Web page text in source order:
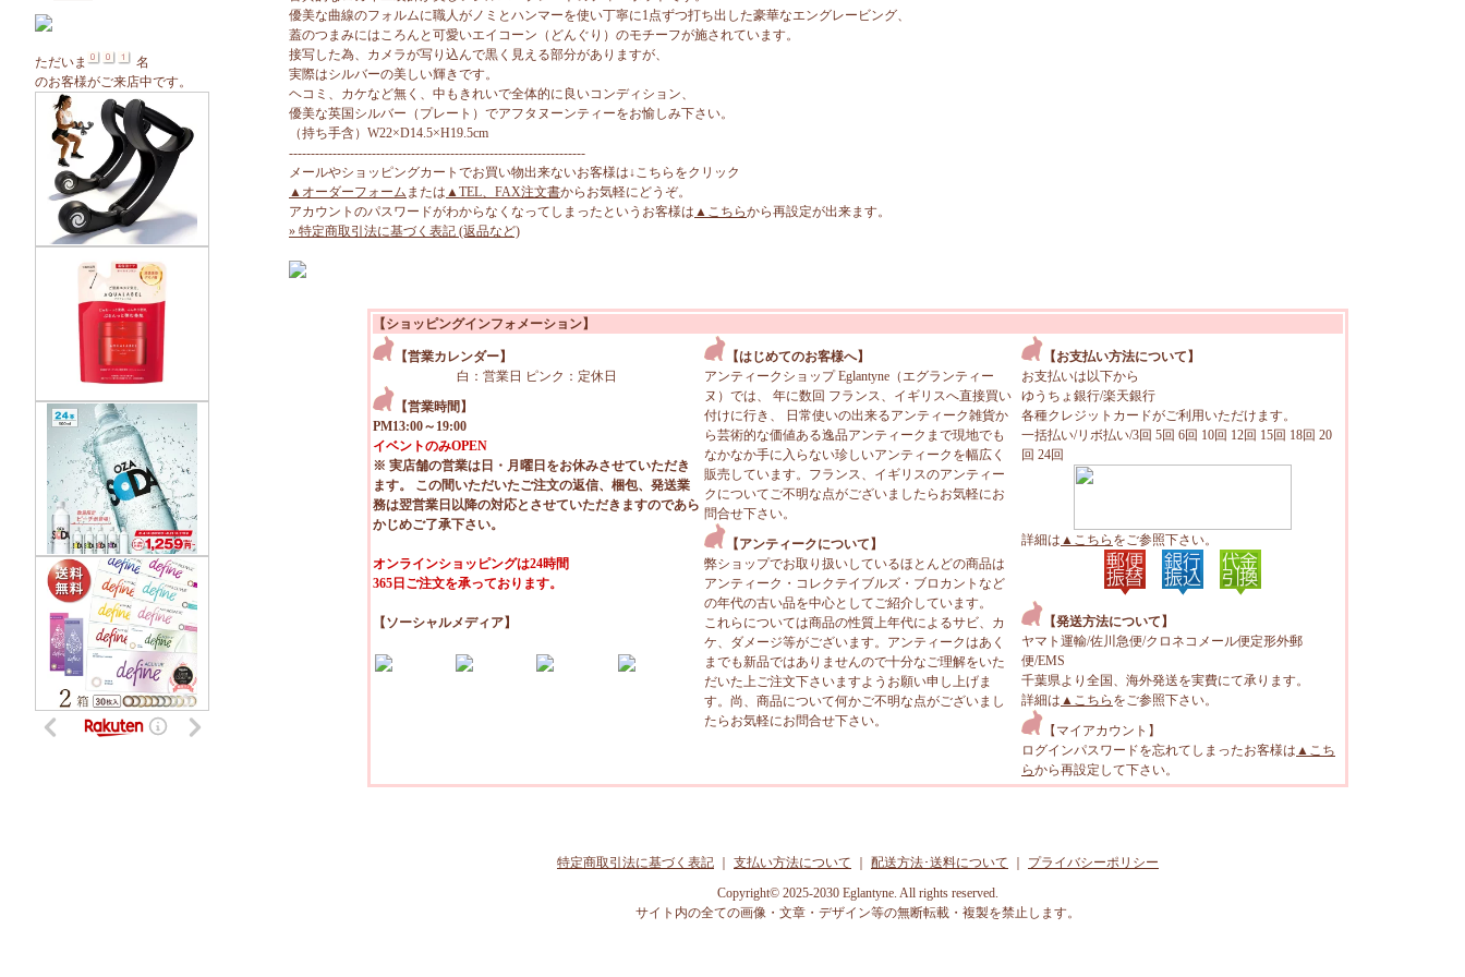
ただいま
名
のお客様がご来店中です。
優美な曲線のフォルムに職人がノミとハンマーを使い丁寧に1点ずつ打ち出した豪華なエングレービング、
蓋のつまみにはころんと可愛いエイコーン（どんぐり）のモチーフが施されています。
接写した為、カメラが写り込んで黒く見える部分がありますが、
実際はシルバーの美しい輝きです。
ヘコミ、カケなど無く、中もきれいで全体的に良いコンディション、
優美な英国シルバー（プレート）でアフタヌーンティーをお愉しみ下さい。
（持ち手含）W22×D14.5×H19.5cm
--------------------------------------------------------------------
メールやショッピングカートでお買い物出来ないお客様は↓こちらをクリック
▲オーダーフォーム または ▲TEL、FAX注文書からお気軽にどうぞ。
アカウントのパスワードがわからなくなってしまったというお客様は ▲こちらから再設定が出来ます。
» 特定商取引法に基づく表記 (返品など)
【ショッピングインフォメーション】
【営業カレンダー】
白：営業日 ピンク：定休日
【営業時間】
PM13:00～19:00
イベントのみOPEN
※ 実店舗の営業は日・月曜日をお休みさせていただき
ます。 この間いただいたご注文の返信、梱包、発送業
務は翌営業日以降の対応とさせていただきますのであら
かじめご了承下さい。
オンラインショッピングは24時間
365日ご注文を承っております。
【ソーシャルメディア】
【はじめてのお客様へ】
アンティークショップ Eglantyne（エグランティー
ヌ）では、 年に数回 フランス、イギリスへ直接買い
付けに行き、 日常使いの出来るアンティーク雑貨か
ら芸術的な価値ある逸品アンティークまで現地でも
なかなか手に入らない珍しいアンティークを幅広く
販売しています。フランス、イギリスのアンティー
クについてご不明な点がございましたらお気軽にお
問合せ下さい。
【アンティークについて】
弊ショップでお取り扱いしているほとんどの商品は
アンティーク・コレクテイブルズ・ブロカントなど
の年代の古い品を中心としてご紹介しています。
これらについては商品の性質上年代によるサビ、カ
ケ、ダメージ等がございます。アンティークはあく
までも新品ではありませんので十分なご理解をいた
だいた上ご注文下さいますようお願い申し上げま
す。尚、商品について何かご不明な点がございまし
たらお気軽にお問合せ下さい。
【お支払い方法について】
お支払いは以下から
ゆうちょ銀行/楽天銀行
各種クレジットカードがご利用いただけます。
一括払い/リボ払い/3回 5回 6回 10回 12回 15回 18回 20
回 24回
詳細は ▲こちら をご参照下さい。
【発送方法について】
ヤマト運輸/佐川急便/クロネコメール便定形外郵
便/EMS
千葉県より全国、海外発送を実費にて承ります。
詳細は ▲こちら をご参照下さい。
【マイアカウント】
ログインパスワードを忘れてしまったお客様は ▲こち
らから再設定して下さい。
特定商取引法に基づく表記 支払い方法について 配送方法･送料について
プライバシーポリシー
Copyright© 2025-2030 Eglantyne. All rights reserved.
サイト内の全ての画像・文章・デザイン等の無断転載・複製を禁止します。